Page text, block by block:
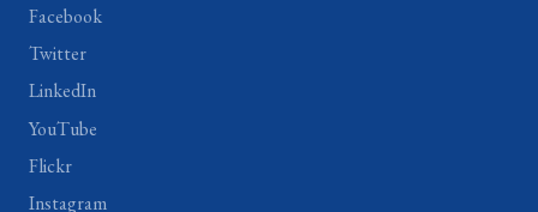
Facebook
Twitter
LinkedIn
YouTube
Flickr
Instagram